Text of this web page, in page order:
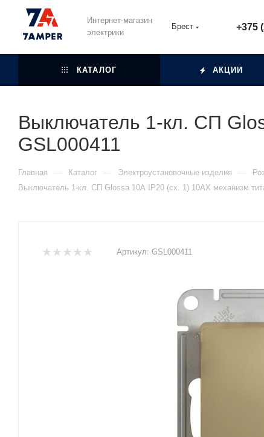
Интернет-магазин
электрики
Брест +375
КАТАЛОГ АКЦИИ
Выключатель 1-кл. СП
GSL000411
Главная — Каталог — Электроустановочные изделия —
Выключатель 1-кл. СП Glossa 10А IP20 (сх. 1) 10AX механизм
Артикул: GSL000411